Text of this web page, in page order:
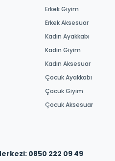
Erkek Giyim
Erkek Aksesuar
Kadın Ayakkabı
Kadın Giyim
Kadın Aksesuar
Çocuk Ayakkabı
Çocuk Giyim
Çocuk Aksesuar
0850 222 09 49